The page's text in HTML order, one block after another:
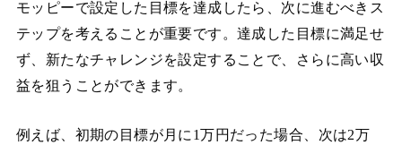
モッピーで設定した目標を達成したら、次に進むべきス
テップを考えることが重要です。達成した目標に満足せ
ず、新たなチャレンジを設定することで、さらに高い収
益を狙うことができます。
例えば、初期の目標が月に1万円だった場合、次は2万